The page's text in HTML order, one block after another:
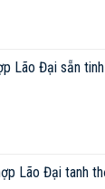
CHÚNG TÔI
Lão Đại sẵn
Lão Đại tanh